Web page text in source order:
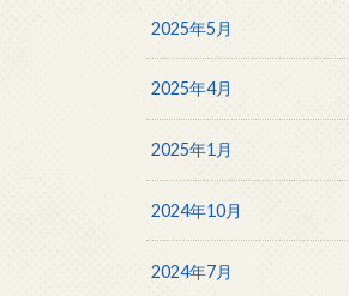
2025年5月
2025年4月
2025年1月
2024年10月
2024年7月